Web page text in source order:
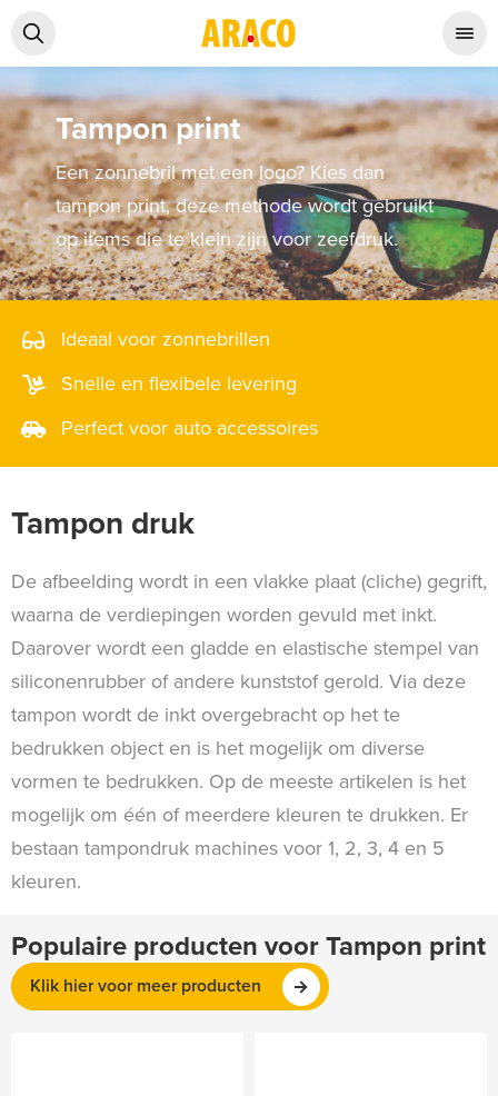
Tampon print
Een zonnebril met een logo? Kies dan
tampon print, deze methode wordt gebruikt
op items die te klein zijn voor zeefdruk.
Ideaal voor zonnebrillen
Snelle en flexibele levering
Perfect voor auto accessoires
Tampon druk
De afbeelding wordt in een vlakke plaat (cliche) gegrift,
waarna de verdiepingen worden gevuld met inkt.
Daarover wordt een gladde en elastische stempel van
siliconenrubber of andere kunststof gerold. Via deze
tampon wordt de inkt overgebracht op het te
bedrukken object en is het mogelijk om diverse
vormen te bedrukken. Op de meeste artikelen is het
mogelijk om één of meerdere kleuren te drukken. Er
bestaan tampondruk machines voor 1, 2, 3, 4 en 5
kleuren.
Populaire producten voor Tampon print
Klik hier voor meer producten